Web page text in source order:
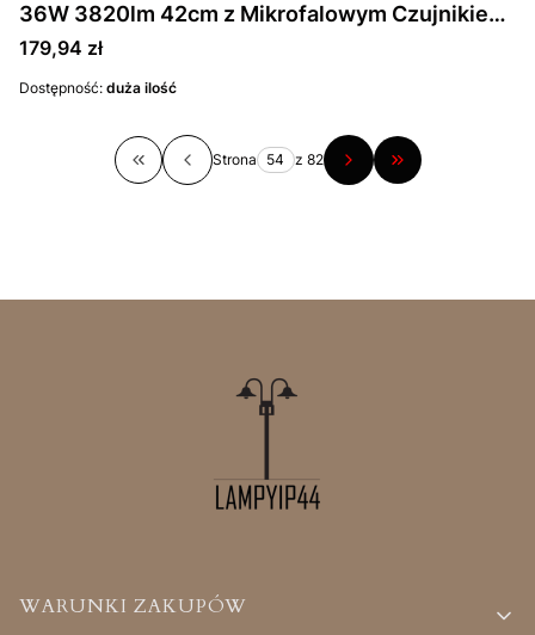
36W 3820lm 42cm z Mikrofalowym Czujnikiem
Cena
179,94 zł
Dostępność: duża ilość
Wróć do pierwszej strony z produktami
Strona z 82 Przejdź do
Linki w stopce
WARUNKI ZAKUPÓW